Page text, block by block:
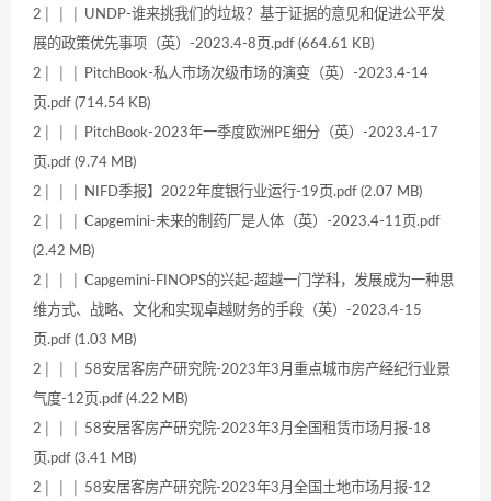
2│ │ │ UNDP-谁来挑我们的垃圾？基于证据的意见和促进公平发
展的政策优先事项（英）-2023.4-8页.pdf (664.61 KB)
2│ │ │ PitchBook-私人市场次级市场的演变（英）-2023.4-14
页.pdf (714.54 KB)
2│ │ │ PitchBook-2023年一季度欧洲PE细分（英）-2023.4-17
页.pdf (9.74 MB)
2│ │ │ NIFD季报】2022年度银行业运行-19页.pdf (2.07 MB)
2│ │ │ Capgemini-未来的制药厂是人体（英）-2023.4-11页.pdf
(2.42 MB)
2│ │ │ Capgemini-FINOPS的兴起-超越一门学科，发展成为一种思
维方式、战略、文化和实现卓越财务的手段（英）-2023.4-15
页.pdf (1.03 MB)
2│ │ │ 58安居客房产研究院-2023年3月重点城市房产经纪行业景
气度-12页.pdf (4.22 MB)
2│ │ │ 58安居客房产研究院-2023年3月全国租赁市场月报-18
页.pdf (3.41 MB)
2│ │ │ 58安居客房产研究院-2023年3月全国土地市场月报-12